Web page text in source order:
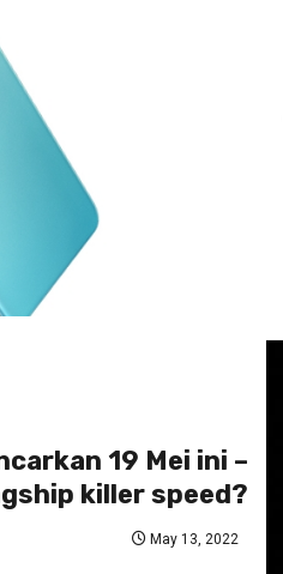
19 Mei ini –
killer speed?
May 13, 2022